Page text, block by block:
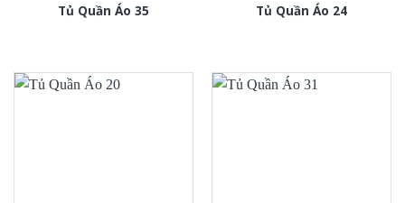
Tủ Quần Áo 35 Tủ Quần Áo 24